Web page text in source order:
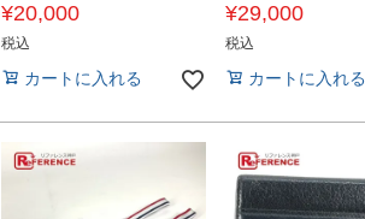
¥20,000
税込
カートに入れる
¥29,000
税込
カートに入れる